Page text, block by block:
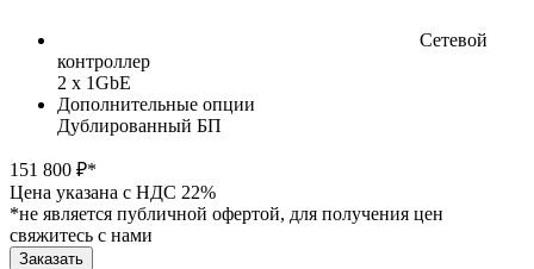
Сетевой
контроллер
2 x 1GbE
Дополнительные опции
Дублированный БП
151 800 ₽*
Цена указана с НДС 22%
*не является публичной офертой, для получения цен
свяжитесь с нами
Заказать